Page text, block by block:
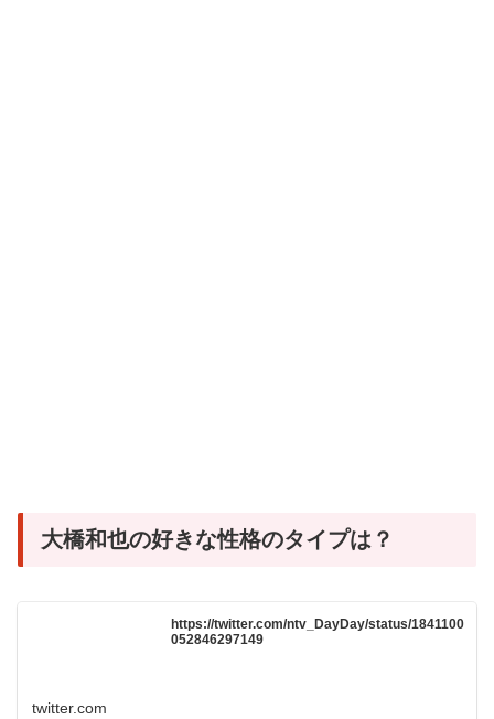
大橋和也の好きな性格のタイプは？
https://twitter.com/ntv_DayDay/status/1841100
052846297149
twitter.com